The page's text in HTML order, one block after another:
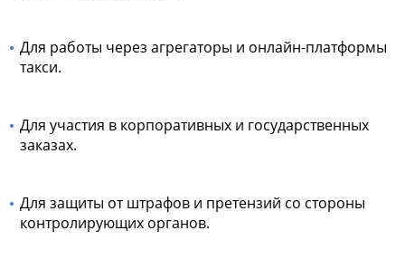
Для работы через агрегаторы и онлайн-платформы
такси.
Для участия в корпоративных и государственных
заказах.
Для защиты от штрафов и претензий со стороны
контролирующих органов.